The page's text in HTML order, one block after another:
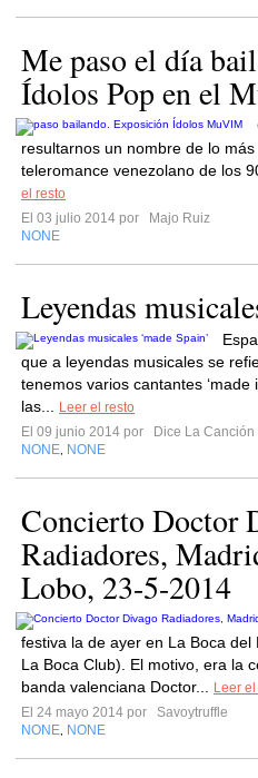
Me paso el día
Ídolos Pop en el
resultarnos un nombre de lo
teleromance venezolano de los
el resto
El 03 julio 2014 por
Majo Ruiz
NONE
Leyendas
que a leyendas musicales se
tenemos varios cantantes ‘made
las...
Leer el resto
El 09 junio 2014 por
Dice La Canción
NONE NONE
Concierto Doctor
Radiadores,
Lobo, 23-5-2014
festiva la de ayer en La Boca
La Boca Club). El motivo, era la
banda valenciana Doctor...
Leer
El 24 mayo 2014 por
Savoytruffle
NONE NONE